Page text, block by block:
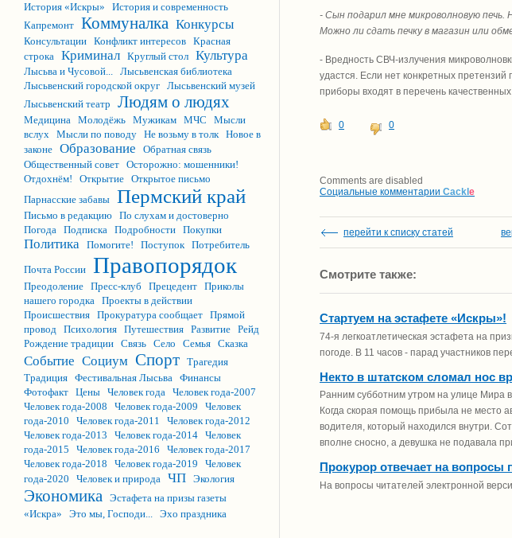
История «Искры»
История и современность
Капремонт Коммуналка Конкурсы
Консультации Конфликт интересов Красная
строка Криминал Круглый стол Культура
Лысьва и Чусовой... Лысьвенская библиотека
Лысьвенский городской округ Лысьвенский музей
Лысьвенский театр
Людям о людях
Медицина Молодёжь Мужикам МЧС
Мысли
вслух Мысли по поводу Не возьму в толк Новое в
законе Образование
Обратная связь
Общественный совет Осторожно: мошенники!
Отдохнём!
Открытие Открытое письмо
Парнасские забавы Пермский край
Письмо в редакцию По слухам и достоверно
Погода Подписка Подробности Покупки
Политика Помогите! Поступок Потребитель
Почта России Правопорядок
Преодоление Пресс-клуб Прецедент Приколы
нашего городка Проекты в действии
Происшествия Прокуратура сообщает Прямой
провод Психология Путешествия Развитие Рейд
Рождение традиции Связь Село Семья Сказка
Событие Социум Спорт Трагедия
Традиция Фестивальная Лысьва Финансы
Фотофакт Цены Человек года Человек года-2007
Человек года-2008
Человек года-2009
Человек
года-2010
Человек года-2011
Человек года-2012
Человек года-2013
Человек года-2014 Человек
года-2015
Человек года-2016
Человек года-2017
Человек года-2018
Человек года-2019
Человек
года-2020
Человек и природа ЧП Экология
Экономика Эстафета на призы газеты
«Искра»
Это мы, Господи... Эхо праздника
- Сын подарил мне микроволновую печь.
Можно ли сдать печку в магазин или
- Вредность СВЧ-излучения
удастся. Если нет конкретных
приборы входят в перечень
0 0
Comments are disabled
Социальные комментарии Cackl e
перейти к списку статей
Смотрите также:
Стартуем на эстафете «Искры»!
74-я легкоатлетическая эстафета на
погоде. В 11 часов - парад участников
Некто в штатском сломал нос
Ранним субботним утром на улице Мира
Когда скорая помощь прибыла не место
водителя, который находился внутри.
вполне сносно, а девушка не подавала
Прокурор отвечает на вопросы
На вопросы читателей электронной